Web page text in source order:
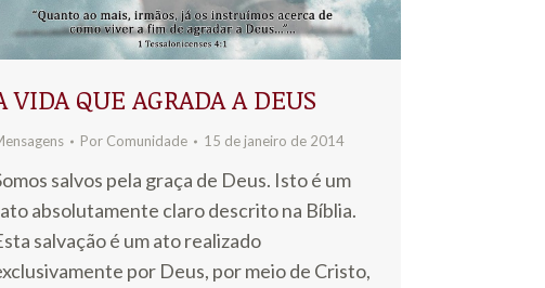
VIDA QUE AGRADA A DEUS
Por Comunidade 15 de janeiro de 2014
salvos pela graça de Deus. Isto é um
absolutamente claro descrito na Bíblia.
salvação é um ato realizado
por Deus, por meio de Cristo,